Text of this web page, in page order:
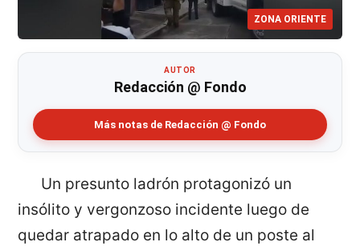
ZONA ORIENTE
AUTOR
Redacción @ Fondo
Más notas de Redacción @ Fondo
Un presunto ladrón protagonizó un
insólito y vergonzoso incidente luego de
quedar atrapado en lo alto de un poste al